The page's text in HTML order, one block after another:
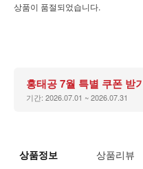
상품이 품절되었습니다.
홍태공 7월 특별 쿠폰 받
기간: 2026.07.01 ~ 2026.07.31
상품정보 상품리뷰